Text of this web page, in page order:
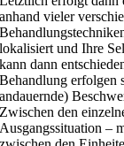
anhand vieler
lokalisiert und Ihre
kann dann
Behandlung erfolgen
andauernde)
Zwischen den
Ausgangssituation –